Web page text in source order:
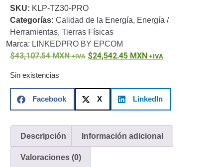
o
RefaccionesProbadores
de
VideoTransceptores
de Video
Conectores
Adaptador
a
y
VideoCable
ConectoresCables
SKU: KLP-TZ30-PRO
Categorías: Calidad de la Energía, Energía /
Herramientas, Tierras Físicas
Marca: LINKEDPRO BY EPCOM
43,107.54MXN 24,542.45 MXN
Sin existencias
Facebook X LinkedIn
Descripción Información adicional
Valoraciones (0)